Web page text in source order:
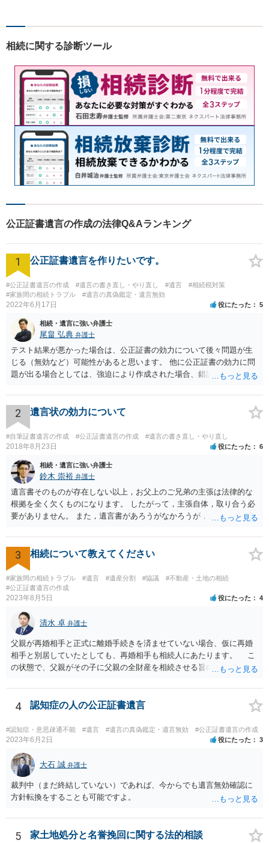
相続に関する診断ツール
公正証書遺言の作成の法律Q&Aランキング
1 公正証書遺言を作りたいです。
#公正証書遺言の作成 #遺言の書き直し・やり直し #遺言
#相続税対策
#家族間の相続トラブル
#遺言の真偽鑑定・遺言無効
2022年6月17日 役にたった 5
相続・遺言に強い弁護士
尾畠 弘典 弁護士
テスト結果が悪かった場合は、公正証書の効力について後々問題が生
じる（無効など）可能性があると思います。 他に公正証書の効力に問
題が出る場合としては、強迫により作成された場合、錯誤（勘違い）
すが、弁護士に作成を依頼する場合は、１０～数十万円程度になるケ
ースが多いと思います。 報酬体系は、弁護士ごとに異なりますので一
律の基準はありません。
2 遺言状の効力について
#自筆証書遺言の作成 #公正証書遺言の作成 #遺言の書き直し・やり直し
2018年8月23日 役にたった 6
相続・遺言に強い弁護士
鈴木 崇裕 弁護士
遺言書そのものが存在しない以上，お父上のご兄弟の主張は法律的な
根拠を全く欠くものになります。 したがって，主張自体，取り合う必
要がありません。 また，遺言書があろうがなかろうが，お父上のご兄
ご回答にもありますが， 代理人弁護士をたてて，その弁護士から相手
方に対して， ・相続に関する主張は法的根拠がなく，一切応じないこ
と ・今後一切の連絡をしてこないでほしいこと ・連絡を継続してくる
ようであれば警察への通報や法的措置も辞さないこと などを記載した
書面を発送してもらうことがよろしいように思います。
3 相続について教えてください
#家族間の相続トラブル #遺言 #遺産分割 #協議
#不動産・土地の相続
#公正証書遺言の作成
2023年8月5日 役にたった 4
清水 卓 弁護士
父親が再婚相手と正式に離婚手続きを済ませていない場合、仮に再婚
相手と別居していたとしても、再婚相手も相続人にあたります。 こ
の状態で、父親がその子に父親の全財産を相続させる旨の公正証書遺
が、再婚相手の遺留分を侵害しているため、再婚相手から相続人
（子）に対して遺留分侵害額請求権が行使される可能性があります。
お悩みのようであれば、問題の当事者であるお父様本人がお住まい
の地域等の弁護士に直接相談してみるのが望ましいように思います。
【参考】民法 （遺留分侵害額の請求） 第千四十六条 遺留分権利者及
びその承継人は、受遺者（特定財産承継遺言により財産を承継し又は
相続分の指定を受けた相続人を含む。以下この章において同じ。）又
は受贈者に対し、遺留分侵害額に相当する金銭の支払を請求すること
ができる。
4 認知症の人の公正証書遺言
#認知症・意思疎通不能 #遺言 #遺言の真偽鑑定・遺言無効 #公正証書遺言の作成
2023年6月2日 役にたった 3
大石 誠 弁護士
裁判中（まだ終結していない）であれば、今からでも遺言無効確認に
方針転換をすることも可能ですよ。
5 家土地処分と名誉挽回に関する法的相談